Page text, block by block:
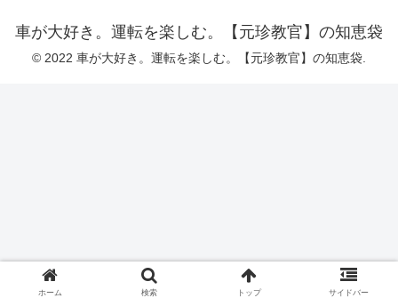
車が大好き。運転を楽しむ。【元珍教官】の知恵袋
© 2022 車が大好き。運転を楽しむ。【元珍教官】の知恵袋.
ホーム 検索 トップ サイドバー